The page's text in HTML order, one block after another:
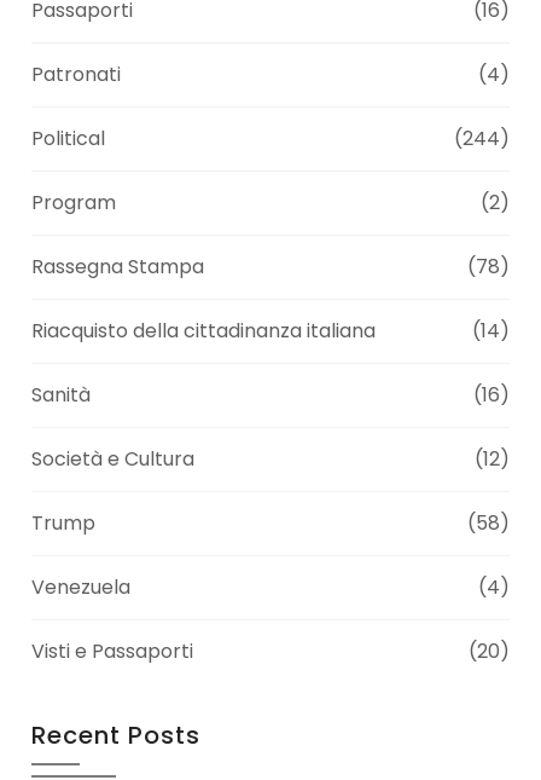
Passaporti (16)
Patronati (4)
Political (244)
Program (2)
Rassegna Stampa (78)
Riacquisto della cittadinanza italiana (14)
Sanità (16)
Società e Cultura (12)
Trump (58)
Venezuela (4)
Visti e Passaporti (20)
Recent Posts